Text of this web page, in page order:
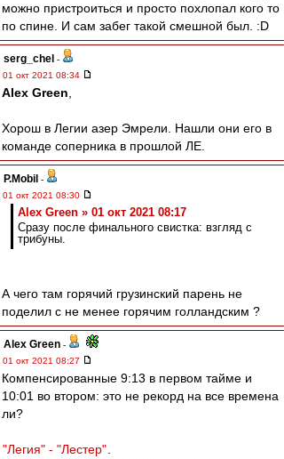
можно пристроиться и просто похлопал кого то
по спине. И сам забег такой смешной был. :D
serg_chel -
01 окт 2021 08:34
Alex Green
Хорош в Легии азер Эмрели. Нашли они его в
команде соперника в прошлой ЛЕ.
P.Mobil -
01 окт 2021 08:30
Alex Green » 01 окт 2021 08:17
Сразу после финального свистка: взгляд с
трибуны.
А чего там горячий грузинский парень не
поделил с не менее горячим голландским ?
Alex Green -
01 окт 2021 08:27
Компенсированные 9:13 в первом тайме и
10:01 во втором: это не рекорд на все времена
ли?
"Легия" - "Лестер"